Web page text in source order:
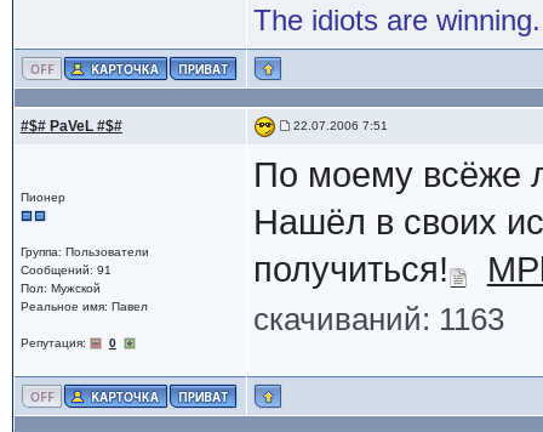
The idiots are winning.
#$# PaVeL #$# 22.07.2006 7:51
Пионер
Группа: Пользователи
Сообщений: 91
Пол: Мужской
Реальное имя: Павел
Репутация: 0
По моему всёже
Нашёл в своих
получиться!
скачиваний: 1163